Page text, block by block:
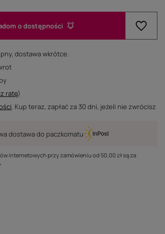
o dostępności
dostawa wkrótce
ratę)
. Kup teraz, zapłać za 30 dni, jeżeli nie zwrócisz
dostawa do paczkomatu
internetowych przy zamówieniu od 50,00 złsą za